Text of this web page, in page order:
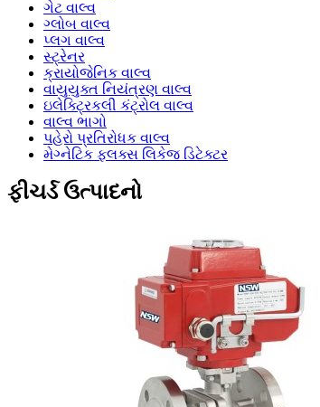
ગેટ વાલ્વ
ગ્લોબ વાલ્વ
પ્લગ વાલ્વ
સ્ટ્રેનર
ક્રાયોજેનિક વાલ્વ
વાયુયુક્ત નિયંત્રણ વાલ્વ
ઇલેક્ટ્રિકલી કંટ્રોલ વાલ્વ
વાલ્વ ભાગો
પહેરો પ્રતિરોધક વાલ્વ
મેગ્નેટિક ફ્લક્સ લિકેજ ડિટેક્ટર
ફીચર્ડ ઉત્પાદનો